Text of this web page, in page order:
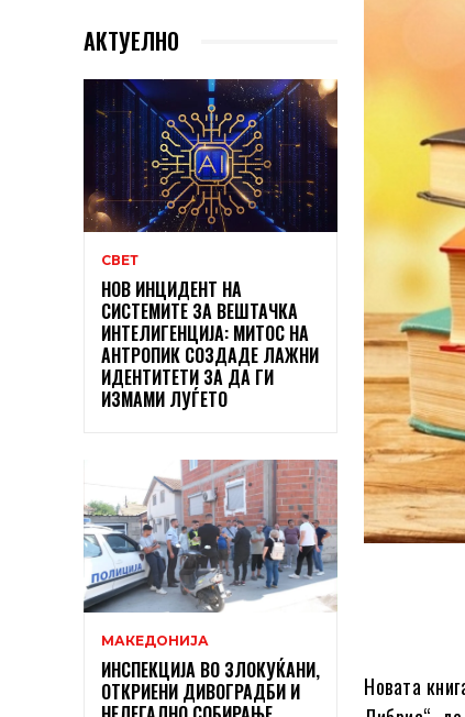
АКТУЕЛНО
СВЕТ
НОВ ИНЦИДЕНТ НА
СИСТЕМИТЕ ЗА ВЕШТАЧКА
ИНТЕЛИГЕНЦИЈА: МИТОС НА
АНТРОПИК СОЗДАДЕ ЛАЖНИ
ИДЕНТИТЕТИ ЗА ДА ГИ
ИЗМАМИ ЛУЃЕТО
МАКЕДОНИЈА
ИНСПЕКЦИЈА ВО ЗЛОКУЌАНИ,
ОТКРИЕНИ ДИВОГРАДБИ И
Новата